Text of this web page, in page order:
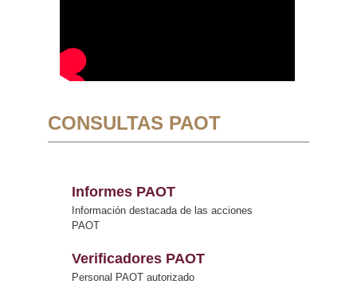
CONSULTAS PAOT
Informes PAOT
Información destacada de las acciones
PAOT
Verificadores PAOT
Personal PAOT autorizado